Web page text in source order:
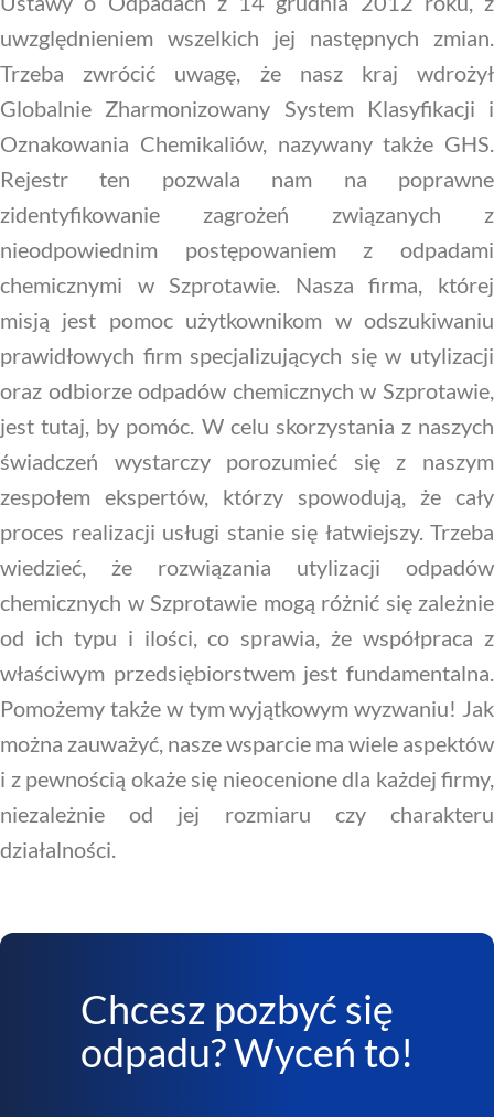
uwzględnieniem wszelkich jej następnych zmian.
Trzeba zwrócić uwagę, że nasz kraj wdrożył
Globalnie Zharmonizowany System Klasyfikacji i
Oznakowania Chemikaliów, nazywany także GHS.
Rejestr ten pozwala nam na poprawne
zidentyfikowanie zagrożeń związanych z
nieodpowiednim postępowaniem z odpadami
chemicznymi w Szprotawie. Nasza firma, której
misją jest pomoc użytkownikom w odszukiwaniu
prawidłowych firm specjalizujących się w utylizacji
oraz odbiorze odpadów chemicznych w Szprotawie,
jest tutaj, by pomóc. W celu skorzystania z naszych
świadczeń wystarczy porozumieć się z naszym
zespołem ekspertów, którzy spowodują, że cały
proces realizacji usługi stanie się łatwiejszy. Trzeba
wiedzieć, że rozwiązania utylizacji odpadów
chemicznych w Szprotawie mogą różnić się zależnie
od ich typu i ilości, co sprawia, że współpraca z
właściwym przedsiębiorstwem jest fundamentalna.
Pomożemy także w tym wyjątkowym wyzwaniu! Jak
można zauważyć, nasze wsparcie ma wiele aspektów
i z pewnością okaże się nieocenione dla każdej firmy,
niezależnie od jej rozmiaru czy charakteru
działalności.
Chcesz pozbyć się
odpadu? Wyceń to!